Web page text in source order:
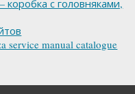
коробка с головняками,
service manual catalogue